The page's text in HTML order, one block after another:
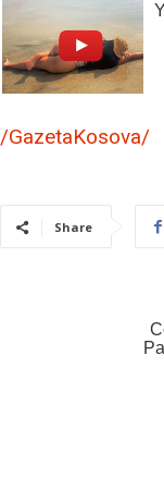
/GazetaKosova/
Share